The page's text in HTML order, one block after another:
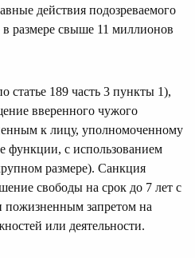
действия подозреваемого
в размере свыше 11 миллионов
статье 189 часть 3 пункты 1),
вверенного чужого
к лицу, уполномоченному
функции, с использованием
размере). Санкция
свободы на срок до 7 лет с
пожизненным запретом на
или деятельности.